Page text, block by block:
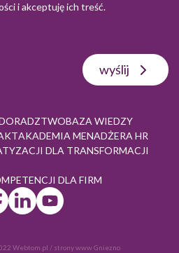
i akceptuję ich treść.
wyślij
BAZA WIEDZY
AKADEMIA MENADŻERA HR
DLA TRANSFORMACJI
DLA FIRM
Webtom.pl / strony www Gniezno